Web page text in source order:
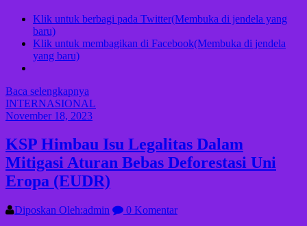
Klik untuk berbagi pada Twitter(Membuka di jendela yang
baru)
Klik untuk membagikan di Facebook(Membuka di jendela
yang baru)
Baca selengkapnya
INTERNASIONAL
November 18, 2023
KSP Himbau Isu Legalitas Dalam
Mitigasi Aturan Bebas Deforestasi Uni
Eropa (EUDR)
Diposkan Oleh:admin
0 Komentar